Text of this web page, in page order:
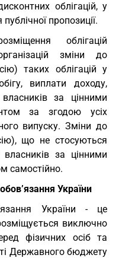
облігацій, у
пропозиції.
облігацій
зміни до
таких облігацій у
виплати доходу,
за цінними
за згодою усіх
випуску. Зміни до
що не стосуються
за цінними
самостійно.
України
України - це
виключно
фізичних осіб та
Державного бюджету